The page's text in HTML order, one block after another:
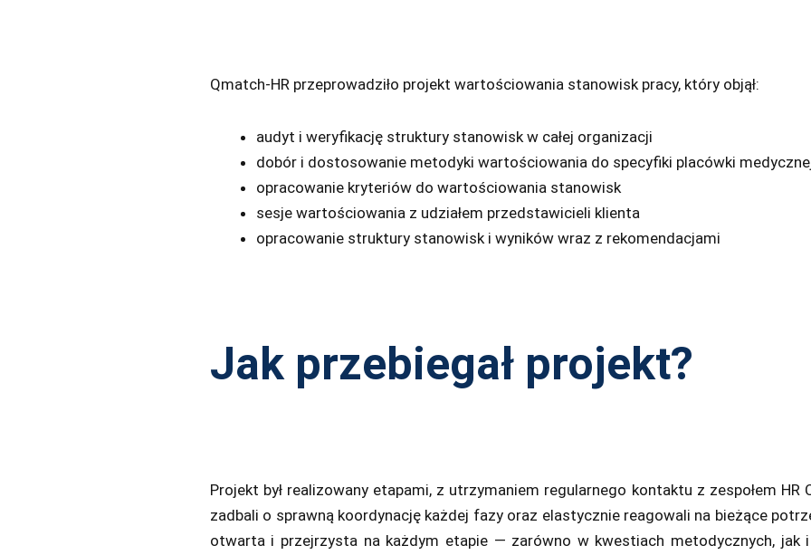
Qmatch-HR przeprowadziło projekt wartościowania stanowisk pracy, który objął:
audyt i weryfikację struktury stanowisk w całej organizacji
dobór i dostosowanie metodyki wartościowania do specyfiki placówki
opracowanie kryteriów do wartościowania stanowisk
sesje wartościowania z udziałem przedstawicieli klienta
opracowanie struktury stanowisk i wyników wraz z rekomendacjami
Jak przebiegał projekt?
Projekt był realizowany etapami, z utrzymaniem regularnego kontaktu z zespołem HR
zadbali o sprawną koordynację każdej fazy oraz elastycznie reagowali na bieżące
otwarta i przejrzysta na każdym etapie — zarówno w kwestiach metodycznych, jak